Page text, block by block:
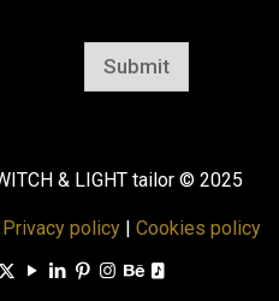
Submit
& LIGHT tailor © 2025
Privacy policy| Cookies policy